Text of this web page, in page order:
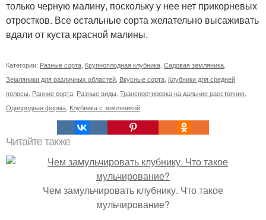
только черную малину, поскольку у нее нет прикорневых
отростков. Все остальные сорта желательно высаживать
вдали от куста красной малины.
Категории: Разные сорта Крупноплодная клубника Садовая земляника
Земляники для различных областей Вкусные сорта Клубники для средней
полосы Ранние сорта Разные виды Транспортировка на дальние расстояния
Однородная форма Клубника с земляникой
Читайте также
Чем замульчировать клубнику. Что такое
мульчирование?